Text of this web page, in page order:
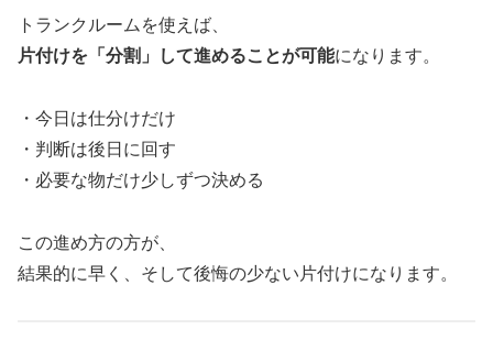
トランクルームを使えば、
片付けを「分割」して進めることが可能になります。
・今日は仕分けだけ
・判断は後日に回す
・必要な物だけ少しずつ決める
この進め方の方が、
結果的に早く、そして後悔の少ない片付けになります。